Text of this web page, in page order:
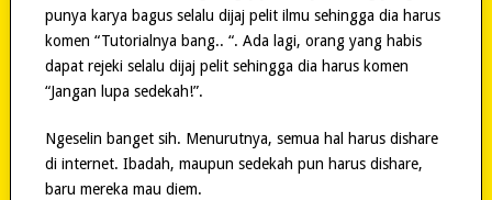
punya karya bagus selalu dijaj pelit ilmu sehingga dia harus
komen “Tutorialnya bang.. “. Ada lagi, orang yang habis
dapat rejeki selalu dijaj pelit sehingga dia harus komen
“Jangan lupa sedekah!”.
Ngeselin banget sih. Menurutnya, semua hal harus dishare
di internet. Ibadah, maupun sedekah pun harus dishare,
baru mereka mau diem.